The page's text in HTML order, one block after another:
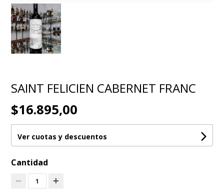
SAINT FELICIEN CABERNET FRANC
$16.895,00
Ver cuotas y descuentos
Cantidad
1